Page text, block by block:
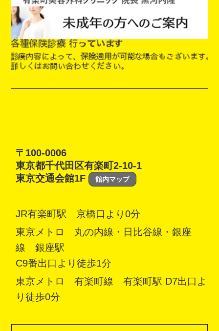
〒100-0006
東京都千代田区有楽町2-10-1
東京交通会館1F
館内マップ
JR有楽町駅 京橋口より0分
東京メトロ 丸の内線・日比谷線・銀座
線 銀座駅
C9番出口より徒歩1分
東京メトロ 有楽町線 有楽町駅 D7出口よ
り徒歩0分